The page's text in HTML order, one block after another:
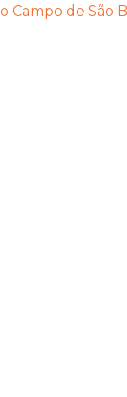
Campo de São